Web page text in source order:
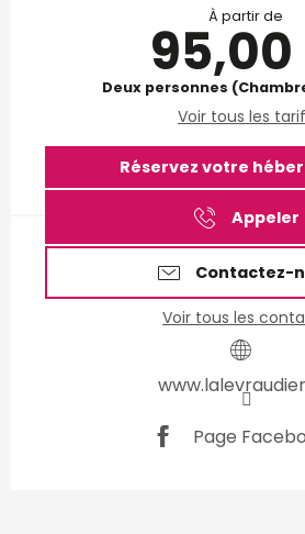
À partir de
Deux personnes
Voir tous les
Réservez votre
Appeler
Contactez-
Voir tous les
Page